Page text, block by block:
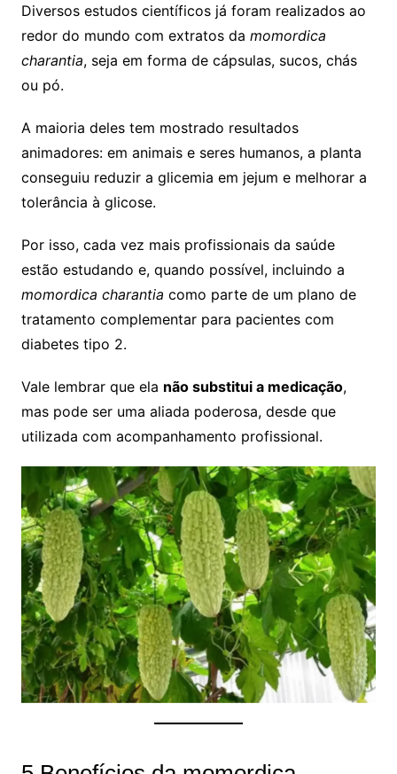
Diversos estudos científicos já foram realizados ao
redor do mundo com extratos da momordica
charantia, seja em forma de cápsulas, sucos, chás
ou pó.
A maioria deles tem mostrado resultados
animadores: em animais e seres humanos, a planta
conseguiu reduzir a glicemia em jejum e melhorar a
tolerância à glicose.
Por isso, cada vez mais profissionais da saúde
estão estudando e, quando possível, incluindo a
momordica charantia como parte de um plano de
tratamento complementar para pacientes com
diabetes tipo 2.
Vale lembrar que ela não substitui a medicação,
mas pode ser uma aliada poderosa, desde que
utilizada com acompanhamento profissional.